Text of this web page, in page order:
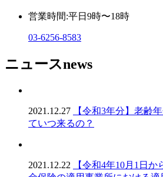
営業時間:平日9時〜18時
03-6256-8583
ニュースnews
2021.12.27
【令和3年分】老齢
ていつ来るの？
2021.12.22
【令和4年10月1日